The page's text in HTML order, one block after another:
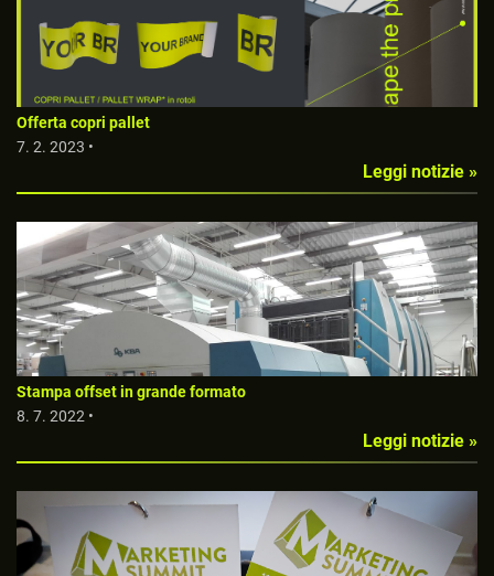
Offerta copri pallet
7. 2. 2023 •
Leggi notizie »
Stampa offset in grande formato
8. 7. 2022 •
Leggi notizie »